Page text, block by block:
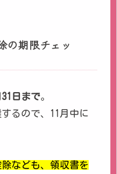
の期限チェッ
31日まで。
るので、11月中に
なども、領収書を